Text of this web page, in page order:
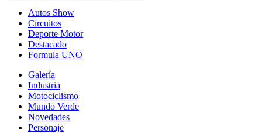
Autos Show
Circuitos
Deporte Motor
Destacado
Formula UNO
Galería
Industria
Motociclismo
Mundo Verde
Novedades
Personaje